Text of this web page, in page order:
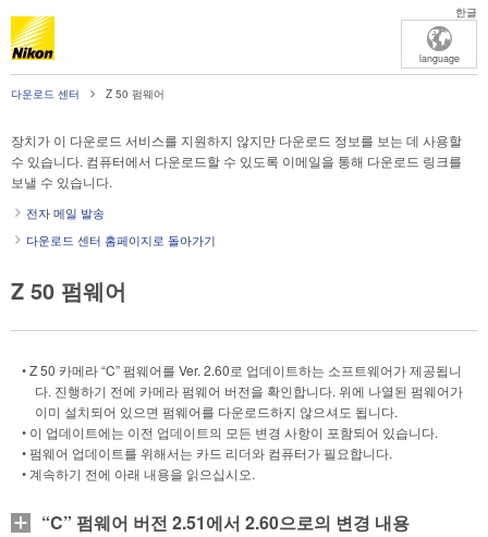
한글
language
다운로드 센터 Z 50 펌웨어
장치가 이 다운로드 서비스를 지원하지 않지만 다운로드 정보를 보는 데 사용할
수 있습니다. 컴퓨터에서 다운로드할 수 있도록 이메일을 통해 다운로드 링크를
보낼 수 있습니다.
전자 메일 발송
다운로드 센터 홈페이지로 돌아가기
Z 50 펌웨어
• Z 50 카메라 “C” 펌웨어를 Ver. 2.60로 업데이트하는 소프트웨어가 제공됩니
다. 진행하기 전에 카메라 펌웨어 버전을 확인합니다. 위에 나열된 펌웨어가
이미 설치되어 있으면 펌웨어를 다운로드하지 않으셔도 됩니다.
• 이 업데이트에는 이전 업데이트의 모든 변경 사항이 포함되어 있습니다.
• 펌웨어 업데이트를 위해서는 카드 리더와 컴퓨터가 필요합니다.
• 계속하기 전에 아래 내용을 읽으십시오.
“C” 펌웨어 버전 2.51에서 2.60으로의 변경 내용